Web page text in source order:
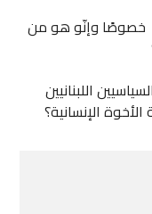
خصوصًا وإنّو هو من
اللبنانيين
الإنسانية؟